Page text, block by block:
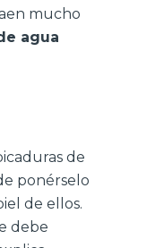
mucho
agua
de
ponérselo
de ellos.
debe